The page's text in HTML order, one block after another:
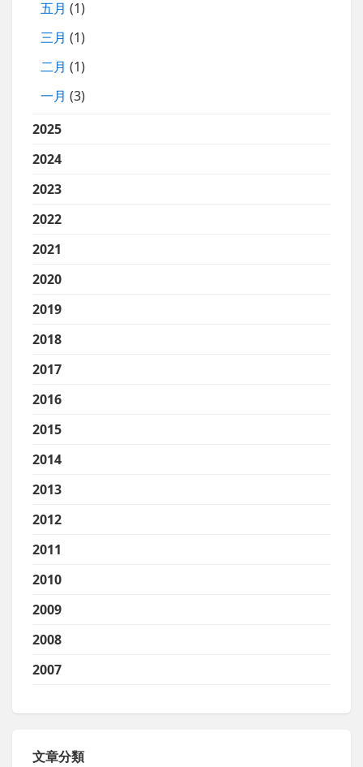
五月 (1)
三月 (1)
二月 (1)
一月 (3)
2025
2024
2023
2022
2021
2020
2019
2018
2017
2016
2015
2014
2013
2012
2011
2010
2009
2008
2007
文章分類